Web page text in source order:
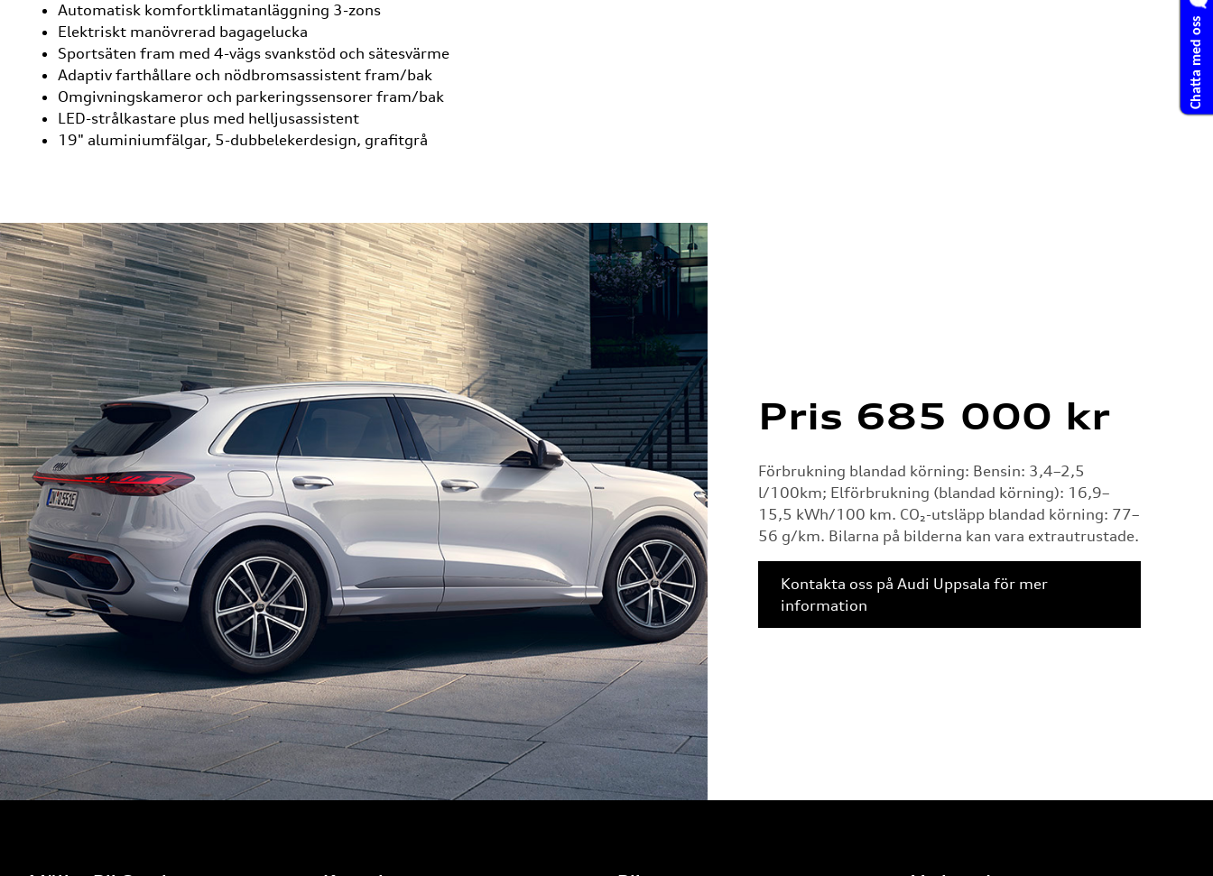
Automatisk komfortklimatanläggning 3-zons
Elektriskt manövrerad bagagelucka
Sportsäten fram med 4-vägs svankstöd och sätesvärme
Adaptiv farthållare och nödbromsassistent fram/bak
Omgivningskameror och parkeringssensorer fram/bak
LED-strålkastare plus med helljusassistent
19" aluminiumfälgar, 5-dubbelekerdesign, grafitgrå
Pris 685 000 kr
Förbrukning blandad körning: Bensin: 3,4–2,5
l/100km; Elförbrukning (blandad körning): 16,9–
15,5 kWh/100 km. CO₂-utsläpp blandad körning: 77–
56 g/km. Bilarna på bilderna kan vara extrautrustade.
Kontakta oss på Audi Uppsala för mer
information
Chatta med oss